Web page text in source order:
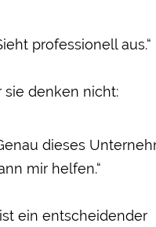
professionell aus.“
sie denken nicht:
dieses
mir helfen.“
ein entscheidender